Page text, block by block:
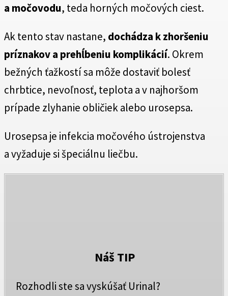
a močovodu, teda horných močových ciest.
Ak tento stav nastane, dochádza k zhoršeniu
príznakov a prehĺbeniu komplikácií. Okrem
bežných ťažkostí sa môže dostaviť bolesť
chrbtice, nevoľnosť, teplota a v najhoršom
prípade zlyhanie obličiek alebo urosepsa.
Urosepsa je infekcia močového ústrojenstva
a vyžaduje si špeciálnu liečbu.
Náš TIP
Rozhodli ste sa vyskúšať Urinal?